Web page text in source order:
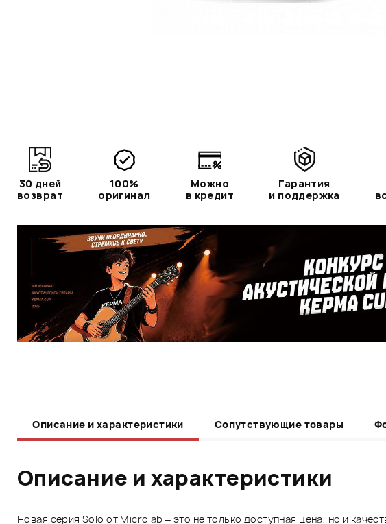
30 дней
возврат
100%
оригинал
Можно
в кредит
Гарантия
и поддержка
Описание и характеристики Сопутствующие товары
Описание и характеристики
Новая серия Solo от Microlab – это не только доступная цена, но и